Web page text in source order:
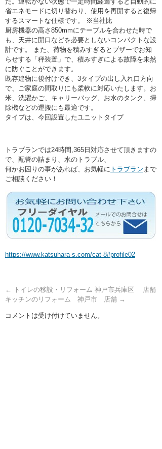
省エネモードに切り替わり、使用を再開すると復帰
するスマートな仕様です。 ※当社比
厨房機器の高さ850mmにテーブルを合わせた時で
も、天井に開口などを必要としないコンパクトな設
計です。 また、荷物を積みすぎるとブザーでお知
らせする「秤装置」で、積みすぎによる故障を未然
に防ぐことができます。
既存建物に後付けでき、3タイプの出し入れ口方向
で、ご家庭の間取りにも柔軟に対応いたします。お
米、洗濯かご、キャリーバッグ、お水のタンク、掃
除機などの運搬にも最適です。
タイプは、今回設置したユニットタイプ
トラブランでは24時間,365日対応させて頂きますの
で、配管の詰まり、水のトラブル、
何かお困りの事があれば、お気軽に トラブラン まで
ご相談ください！
https://www.katsuhara-s.com/cat-8#profile02
←
トイレの移設・リフォーム 神戸市兵庫区 店舗
キッチンのリフォーム 神戸市 店舗 →
コメントは受け付けていません。